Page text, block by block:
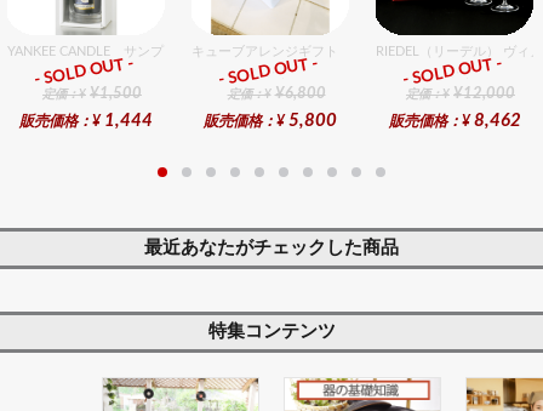
YANKEE CANDLE サンプラー3個・ホルダーセット フレッシュ
ギフト
定価：¥ ¥1,500
販売価格：¥ 1,444
- SOLD OUT -
キューブアレンジギフト ピンク
ギフト
定価：¥ ¥6,800
販売価格：¥ 5,800
- SOLD OUT -
RIEDEL（リーデル） ヴィ
ギフト
定価：¥ ¥12,000
販売価格：¥ 8,462
- SOLD OUT -
最近あなたがチェックした商品
特集コンテンツ